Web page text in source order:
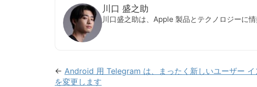
川口 盛之助
川口盛之助は、Apple 製品とテクノロジーに情
← Android 用 Telegram は、まったく新しいユーザー イ
を変更します